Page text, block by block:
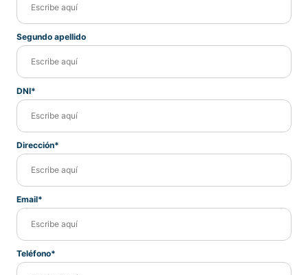
Segundo apellido
DNI*
Dirección*
Email*
Teléfono*